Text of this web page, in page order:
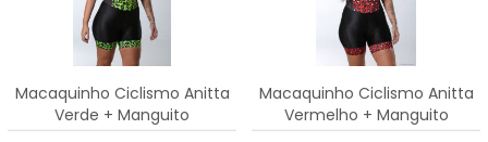
Macaquinho Ciclismo Anitta
Verde + Manguito
Macaquinho Ciclismo Anitta
Vermelho + Manguito